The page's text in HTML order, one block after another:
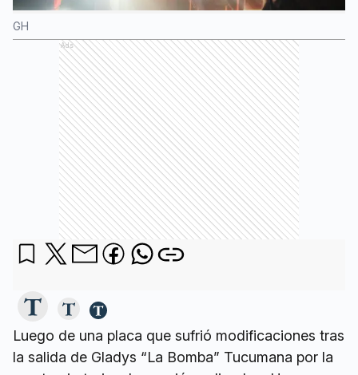
GH
Ads
Luego de una placa que sufrió modificaciones tras
la salida de Gladys “La Bomba” Tucumana por la